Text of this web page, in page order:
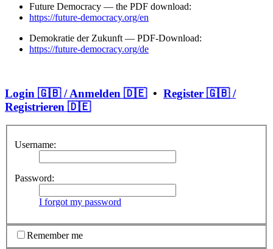
Future Democracy — the PDF download:
https://future-democracy.org/en
Demokratie der Zukunft — PDF-Download:
https://future-democracy.org/de
Login 🇬🇧 / Anmelden 🇩🇪• Register 🇬🇧 /
Registrieren 🇩🇪
Username:
Password:
I forgot my password
Remember me